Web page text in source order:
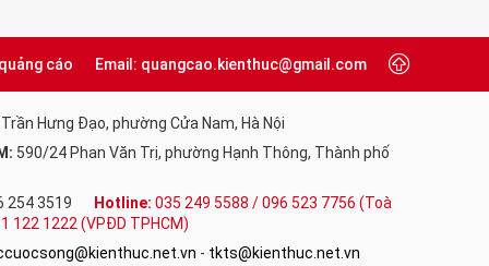
cáo Email: quangcao.kienthuc@gmail.com
Hưng Đạo, phường Cửa Nam, Hà Nội
590/24 Phan Văn Trị, phường Hạnh Thông, Thành phố
254 3519 Hotline: 035 249 5588 / 096 523 7756 (Toà
122 1222 (VPĐD TPHCM)
- tkts@kienthuc.net.vn